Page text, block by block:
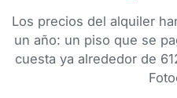
Los precios del alquiler
un año: un piso que se
cuesta ya alrededor de